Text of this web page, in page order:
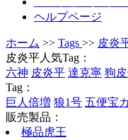
ヘルプページ
ホーム >> Tags >> 皮炎
皮炎平人気Tag：
六神 皮炎平 達克寧 狗
Tag：
巨人倍増 狼1号 五便宝
販売製品：
極品虎王